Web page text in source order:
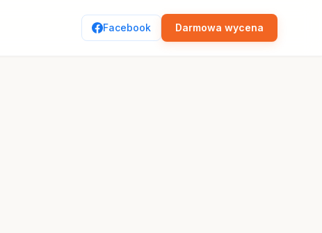
Facebook Darmowa wycena